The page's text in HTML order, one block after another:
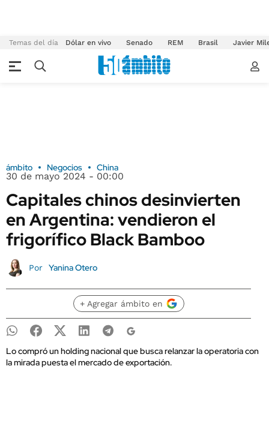
Temas del día Dólar en vivo Senado REM Brasil Javier
ámbito Negocios China
30 de mayo 2024 - 00:00
Capitales chinos desinvierten
en Argentina: vendieron el
frigorífico Black Bamboo
Por Yanina Otero
+ Agregar ámbito en
Lo compró un holding nacional que busca relanzar la operatoria con
la mirada puesta el mercado de exportación.